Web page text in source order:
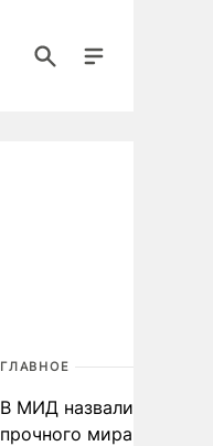
ГЛАВНОЕ
В МИД назвали условия
прочного мира на